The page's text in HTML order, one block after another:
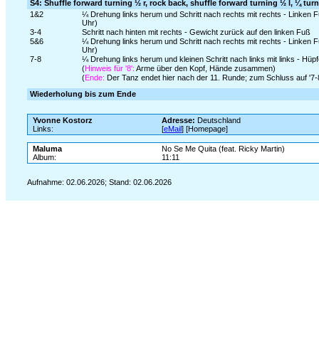
S4: Shuffle forward turning ½ r, rock back, shuffle forward turning ½ l, ¼
1&2
¼ Drehung links herum und Schritt nach rechts mit rechts - Linken
Uhr)
3-4
Schritt nach hinten mit rechts - Gewicht zurück auf den linken Fuß
5&6
¼ Drehung links herum und Schritt nach rechts mit rechts - Linken
Uhr)
7-8
¼ Drehung links herum und kleinen Schritt nach links mit links -
(Hinweis für '8': Arme über den Kopf, Hände zusammen)
(Ende: Der Tanz endet hier nach der 11. Runde; zum Schluss auf
Wiederholung bis zum Ende
Yvonne Kostorz Adresse: Deutschland
Links:
[eMail] [Homepage]
Maluma
No Se Me Quita (feat. Ricky Martin)
Album:
11:11
Aufnahme: 02.06.2026; Stand: 02.06.2026